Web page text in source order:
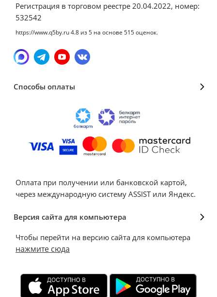
Регистрация в торговом реестре 20.04.2022, номер:
532542
https://www.q5by.ru4.8 из5 на основе 515оценок.
Способы оплаты
Оплата при получении или банковской картой,
через международную систему ASSIST или Яндекс.
Версия сайта для компьютера
Чтобы перейти на версию сайта для компьютера
нажмите сюда